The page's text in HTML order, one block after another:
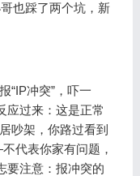
也踩了两个坑，新
“IP冲突”，吓一
应过来：这是正常
吵架，你路过看到
代表你家有问题，
要注意：报冲突的